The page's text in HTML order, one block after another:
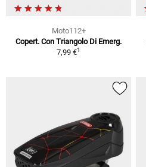
Moto112+
Copert. Con Triangolo Di Emerg.
7,99 €1